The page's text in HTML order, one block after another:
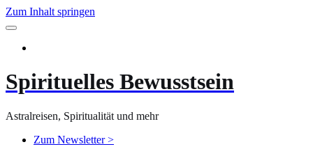
Zum Inhalt springen
Spirituelles Bewusstsein
Astralreisen, Spiritualität und mehr
Zum Newsletter >